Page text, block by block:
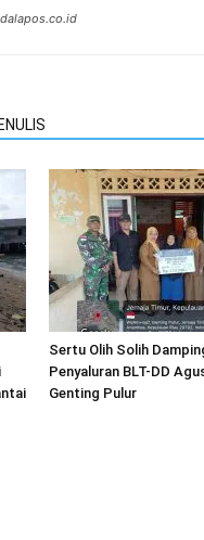
Sertu Olih Solih
Penyaluran BLT-DD
Genting Pulur